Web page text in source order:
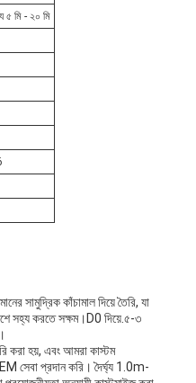
৫ মি - ২০ মি
সামুদ্রিক কাঁচামাল দিয়ে তৈরি, যা
সহ্য করতে সক্ষম।D0 দিয়ে.৫-৩
করা হয়, এবং আমরা কাস্টম
সেবা প্রদান করি। দৈর্ঘ্য 1.0m-